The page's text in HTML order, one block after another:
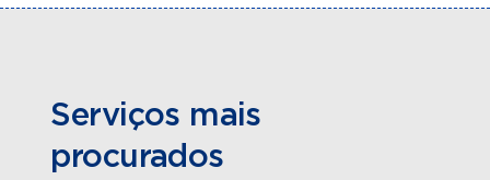
Serviços mais
procurados